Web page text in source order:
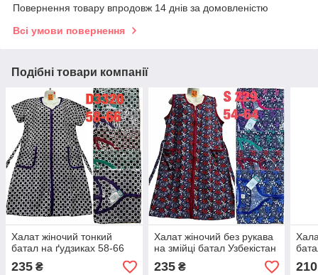
Повернення товару впродовж 14 днів за домовленістю
Всі умови повернення
Подібні товари компанії
Халат жіночий тонкий
батал на ґудзиках 58-66
235 ₴
Халат жіночий без рукава
на змійці батал Узбекістан
235₴ 210